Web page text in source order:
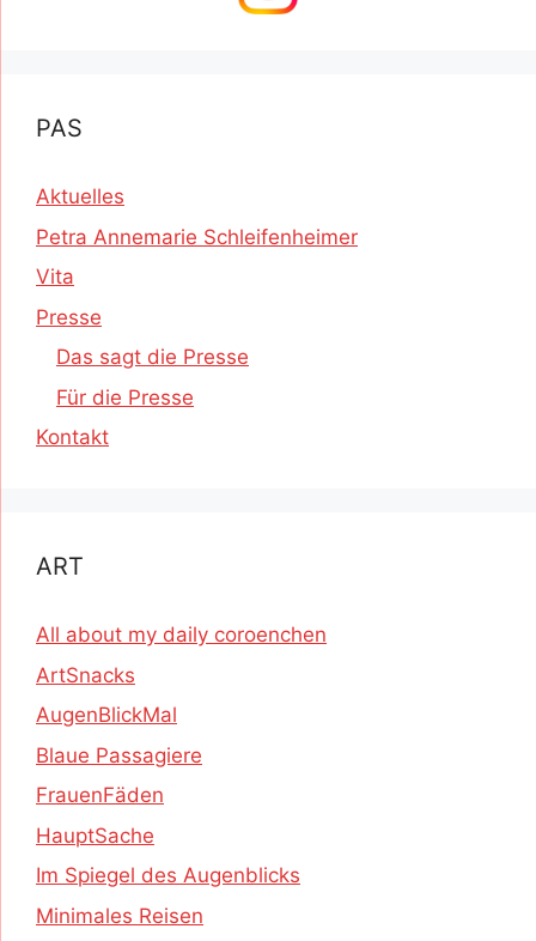
PAS
Aktuelles
Petra Annemarie Schleifenheimer
Vita
Presse
Das sagt die Presse
Für die Presse
Kontakt
ART
All about my daily coroenchen
ArtSnacks
AugenBlickMal
Blaue Passagiere
FrauenFäden
HauptSache
Im Spiegel des Augenblicks
Minimales Reisen